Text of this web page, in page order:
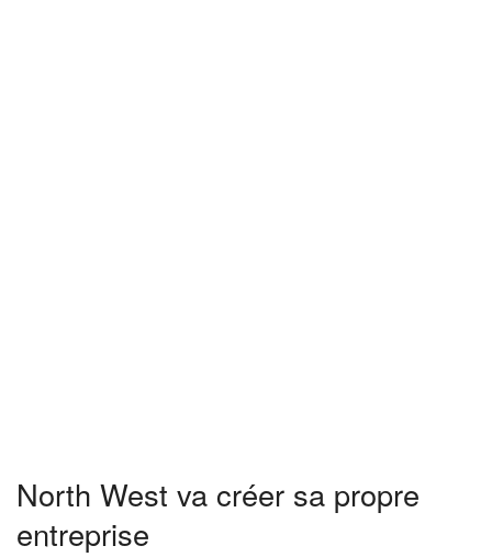
North West va créer sa propre
entreprise